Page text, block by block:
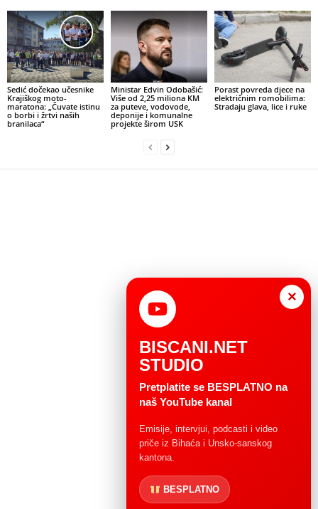
Sedić dočekao učesnike
Krajiškog moto-
maratona: „Čuvate istinu
o borbi i žrtvi naših
branilaca“
Ministar Edvin Odobašić:
Više od 2,25 miliona KM
za puteve, vodovode,
deponije i komunalne
projekte širom USK
Porast povreda djece na
električnim romobilima:
Stradaju glava, lice i ruke
×
BISCANI.NET
STUDIO
Pretplatite se BESPLATNO na
naš YouTube kanal
Emisije, intervjui, podcasti i video
priče iz Bihaća i Unsko-sanskog
kantona.
BESPLATNO